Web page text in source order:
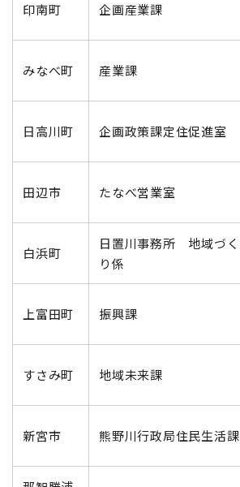
印南町 企画産業課
みなべ町 産業課
日高川町 企画政策課定住促進室
田辺市 たなべ営業室
白浜町
日置川事務所 地域づく
り係
上富田町 振興課
すさみ町 地域未来課
新宮市 熊野川行政局住民生活課